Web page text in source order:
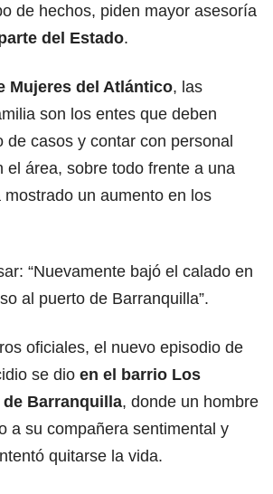
de hechos, piden mayor asesoría
del Estado.
Mujeres del Atlántico, las
son los entes que deben
de casos y contar con personal
el área, sobre todo frente a una
un aumento en los
“Nuevamente bajó el calado en
al puerto de Barranquilla”.
oficiales, el nuevo episodio de
se dio en el barrio Los
Barranquilla, donde un hombre
a su compañera sentimental y
quitarse la vida.